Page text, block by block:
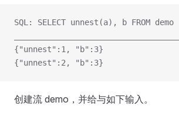
SQL: SELECT unnest(a), b FROM demo
{"unnest":1, "b":3}
{"unnest":2, "b":3}
创建流 demo，并给与如下输入。